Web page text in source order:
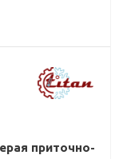
приточно-